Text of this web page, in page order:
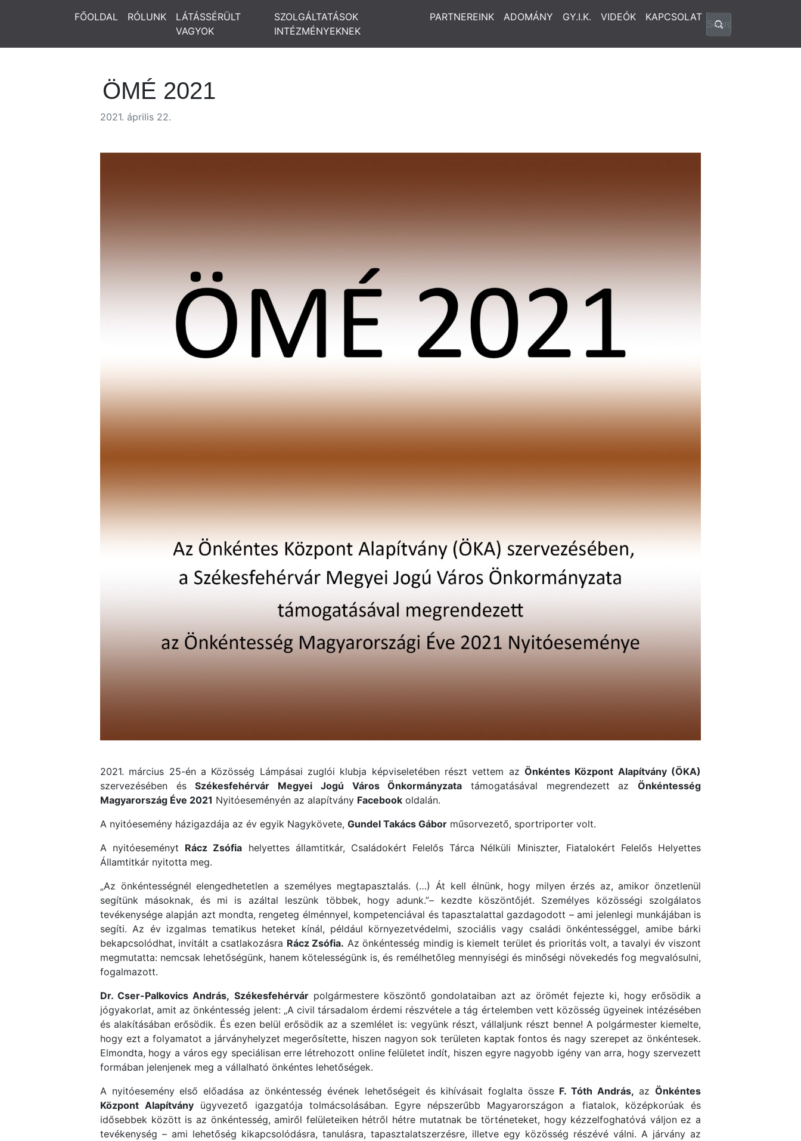
FŐOLDAL RÓLUNK
LÁTÁSSÉRÜLT
VAGYOK
SZOLGÁLTATÁSOK
INTÉZMÉNYEKNEK
PARTNEREINK ADOMÁNY GY.I.K. VIDEÓK KAPCSOLAT
ÖMÉ 2021
2021. április 22.
2021. március 25-én a Közösség Lámpásai zuglói klubja képviseletében részt vettem az Önkéntes Központ Alapítvány (ÖKA)
szervezésében ésSzékesfehérvár Megyei Jogú Város Önkormányzata támogatásával megrendezett azÖnkéntesség
Magyarország Éve 2021 Nyitóeseményén az alapítvány Facebook oldalán.
A nyitóesemény házigazdája az év egyik Nagykövete, Gundel Takács Gábor műsorvezető, sportriporter volt.
A nyitóeseményt Rácz Zsófia helyettes államtitkár, Családokért Felelős Tárca Nélküli Miniszter, Fiatalokért Felelős Helyettes
Államtitkár nyitotta meg.
„Az önkéntességnél elengedhetetlen a személyes megtapasztalás. (…) Át kell élnünk, hogy milyen érzés az, amikor önzetlenül
segítünk másoknak, és mi is azáltal leszünk többek, hogy adunk.”– kezdte köszöntőjét. Személyes közösségi szolgálatos
tevékenysége alapján azt mondta, rengeteg élménnyel, kompetenciával és tapasztalattal gazdagodott – ami jelenlegi munkájában is
segíti. Az év izgalmas tematikus heteket kínál, például környezetvédelmi, szociális vagy családi önkéntességgel, amibe bárki
bekapcsolódhat, invitált a csatlakozásra Rácz Zsófia. Az önkéntesség mindig is kiemelt terület és prioritás volt, a tavalyi év viszont
megmutatta: nemcsak lehetőségünk, hanem kötelességünk is, és remélhetőleg mennyiségi és minőségi növekedés fog megvalósulni,
fogalmazott.
Dr. Cser-Palkovics András, Székesfehérvár polgármestere köszöntő gondolataiban azt az örömét fejezte ki, hogy erősödik a
jógyakorlat, amit az önkéntesség jelent: „A civil társadalom érdemi részvétele a tág értelemben vett közösség ügyeinek intézésében
és alakításában erősödik. És ezen belül erősödik az a szemlélet is: vegyünk részt, vállaljunk részt benne! A polgármester kiemelte,
hogy ezt a folyamatot a járványhelyzet megerősítette, hiszen nagyon sok területen kaptak fontos és nagy szerepet az önkéntesek.
Elmondta, hogy a város egy speciálisan erre létrehozott online felületet indít, hiszen egyre nagyobb igény van arra, hogy szervezett
formában jelenjenek meg a vállalható önkéntes lehetőségek.
A nyitóesemény első előadása az önkéntesség évének lehetőségeit és kihívásait foglalta össze F. Tóth András, az Önkéntes
Központ Alapítvány ügyvezető igazgatója tolmácsolásában. Egyre népszerűbb Magyarországon a fiatalok, középkorúak és
idősebbek között is az önkéntesség, amiről felületeiken hétről hétre mutatnak be történeteket, hogy kézzelfoghatóvá váljon ez a
tevékenység – ami lehetőség kikapcsolódásra, tanulásra, tapasztalatszerzésre, illetve egy közösség részévé válni. A járvány az